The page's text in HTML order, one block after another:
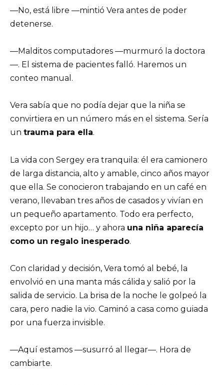
—No, está libre —mintió Vera antes de poder
detenerse.
—Malditos computadores —murmuró la doctora
—. El sistema de pacientes falló. Haremos un
conteo manual.
Vera sabía que no podía dejar que la niña se
convirtiera en un número más en el sistema. Sería
un trauma para ella.
La vida con Sergey era tranquila: él era camionero
de larga distancia, alto y amable, cinco años mayor
que ella. Se conocieron trabajando en un café en
verano, llevaban tres años de casados y vivían en
un pequeño apartamento. Todo era perfecto,
excepto por un hijo… y ahora una niña aparecía
como un regalo inesperado.
Con claridad y decisión, Vera tomó al bebé, la
envolvió en una manta más cálida y salió por la
salida de servicio. La brisa de la noche le golpeó la
cara, pero nadie la vio. Caminó a casa como guiada
por una fuerza invisible.
—Aquí estamos —susurró al llegar—. Hora de
cambiarte.